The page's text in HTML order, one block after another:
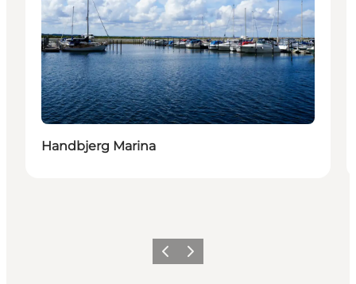
Handbjerg Marina
ForrigeNæste